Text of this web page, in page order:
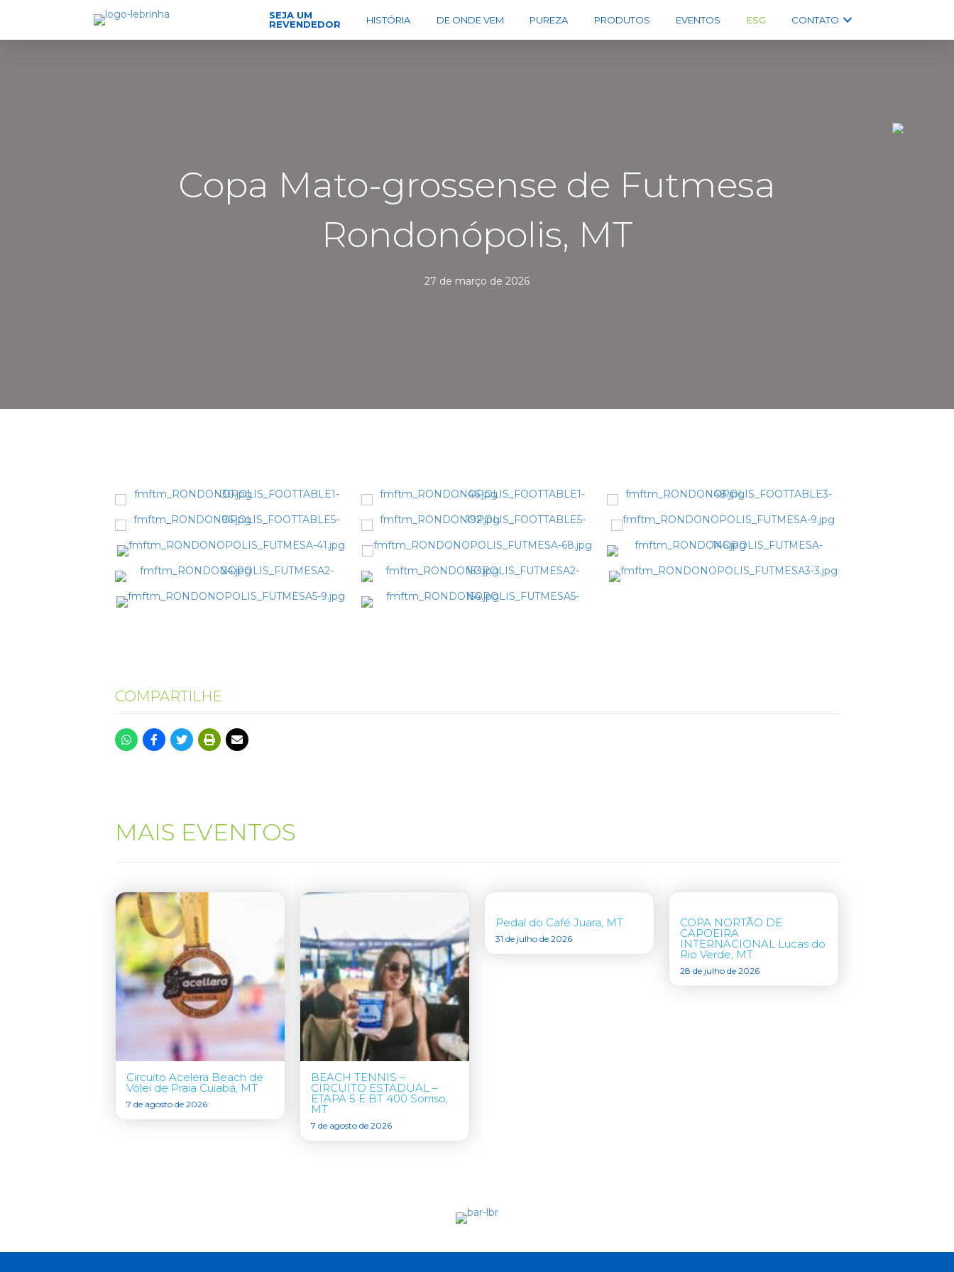
SEJA UM
REVENDEDOR
HISTÓRIA DE ONDE VEM PUREZA PRODUTOS EVENTOS ESG CONTATO
Copa Mato-grossense de Futmesa
Rondonópolis, MT
27 de março de 2026
COMPARTILHE
MAIS EVENTOS
Circuito Acelera Beach de
Vôlei de Praia Cuiabá, MT
7 de agosto de 2026
BEACH TENNIS –
CIRCUITO ESTADUAL –
ETAPA 5 E BT 400 Sorriso,
MT
7 de agosto de 2026
Pedal do Café Juara, MT
31 de julho de 2026
COPA NORTÃO DE
CAPOEIRA
INTERNACIONAL Lucas do
Rio Verde, MT
28 de julho de 2026